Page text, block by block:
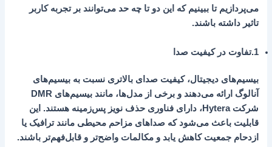
می‌پردازیم تا ببینیم که این دو تا چه حد می‌توانند بر تجربه کاربر
تاثیر داشته باشند.
1.تفاوت در کیفیت صدا
بیسیم‌های دیجیتال، کیفیت صدای بالاتری نسبت به بیسیم‌های
آنالوگ ارائه می‌دهند و برخی از مدل‌ها، مانند بیسیم‌های DMR
شرکت Hytera، دارای فناوری حذف نویز پس‌زمینه هستند. این
قابلیت باعث می‌شود که صداهای مزاحم محیطی مانند ترافیک یا
ازدحام جمعیت کاهش یابد و مکالمات واضح‌تر و قابل‌فهم‌تر باشند.